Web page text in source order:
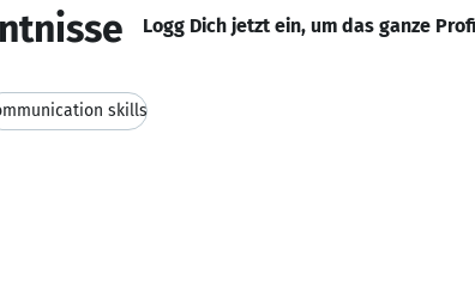
Logg Dich jetzt ein, um das ganze
skills